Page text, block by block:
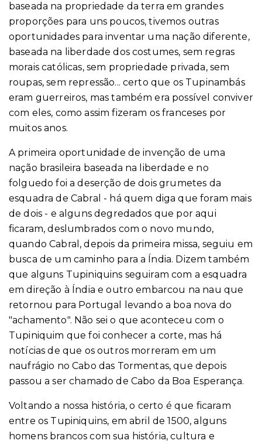
baseada na propriedade da terra em grandes
proporções para uns poucos, tivemos outras
oportunidades para inventar uma nação diferente,
baseada na liberdade dos costumes, sem regras
morais católicas, sem propriedade privada, sem
roupas, sem repressão... certo que os Tupinambás
eram guerreiros, mas também era possível conviver
com eles, como assim fizeram os franceses por
muitos anos.
A primeira oportunidade de invenção de uma
nação brasileira baseada na liberdade e no
folguedo foi a deserção de dois grumetes da
esquadra de Cabral - há quem diga que foram mais
de dois - e alguns degredados que por aqui
ficaram, deslumbrados com o novo mundo,
quando Cabral, depois da primeira missa, seguiu em
busca de um caminho para a Índia. Dizem também
que alguns Tupiniquins seguiram com a esquadra
em direção à Índia e outro embarcou na nau que
retornou para Portugal levando a boa nova do
"achamento". Não sei o que aconteceu com o
Tupiniquim que foi conhecer a corte, mas há
notícias de que os outros morreram em um
naufrágio no Cabo das Tormentas, que depois
passou a ser chamado de Cabo da Boa Esperança.
Voltando a nossa história, o certo é que ficaram
entre os Tupiniquins, em abril de 1500, alguns
homens brancos com sua história, cultura e